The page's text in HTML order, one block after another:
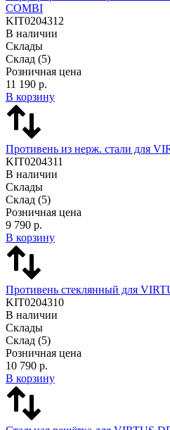
COMBI
KIT0204312
В наличии
Склады
Склад (5)
Розничная цена
11 190 р.
В корзину
Противень из нерж. стали для
KIT0204311
В наличии
Склады
Склад (5)
Розничная цена
9 790 р.
В корзину
Противень стеклянный для
KIT0204310
В наличии
Склады
Склад (5)
Розничная цена
10 790 р.
В корзину